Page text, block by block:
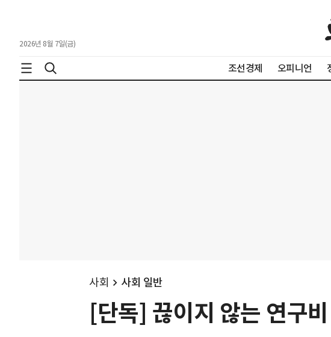
2026년 8월 7일(금)
조선경제 오피니언
사회 사회 일반
[단독] 끊이지 않는 연구